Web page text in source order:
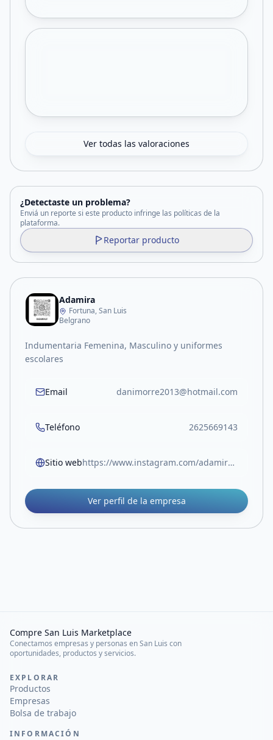
Ver todas las valoraciones
¿Detectaste un problema?
Enviá un reporte si este producto infringe las políticas de la
plataforma.
Reportar producto
Adamira
Fortuna, San Luis
Belgrano
Indumentaria Femenina, Masculino y uniformes
escolares
Email danimorre2013@hotmail.com
Teléfono 2625669143
Sitio web https://www.instagram.com/adamiradf?igsh=bDlhNjN0N2x5ZWh5&utm_source=qr
Ver perfil de la empresa
Compre San Luis Marketplace
Conectamos empresas y personas en San Luis con
oportunidades, productos y servicios.
EXPLORAR
Productos
Empresas
Bolsa de trabajo
INFORMACIÓN